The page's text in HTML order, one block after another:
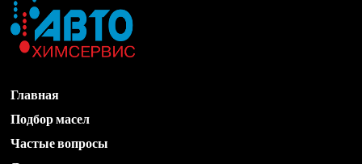
Главная
Подбор масел
Частые вопросы